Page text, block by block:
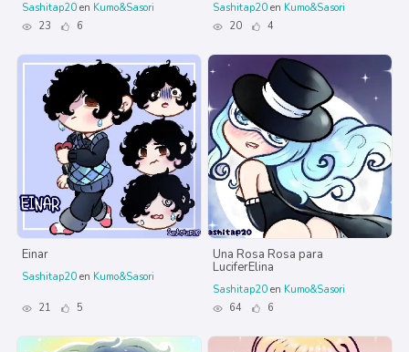
Sashitap20 en Kumo&Sasori
23
6
Sashitap20 en Kumo&Sasori
20
4
Einar
Sashitap20 en Kumo&Sasori
21 5
Una Rosa Rosa para
LuciferElina
Sashitap20 en Kumo&Sasori
64
6